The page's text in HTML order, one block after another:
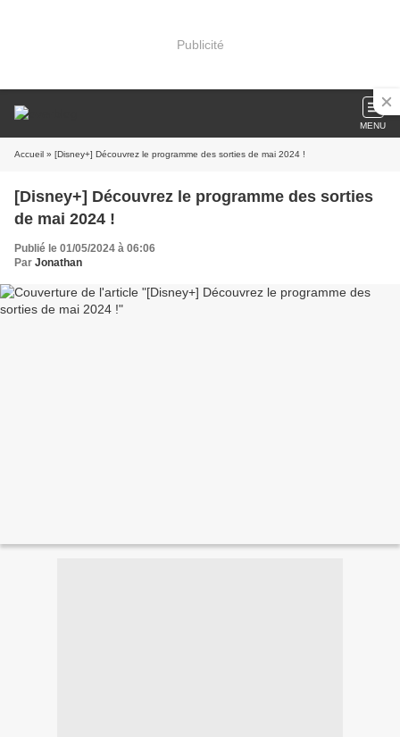
Publicité
MENU
Accueil » [Disney+] Découvrez le programme des sorties de mai 2024 !
[Disney+] Découvrez le programme des sorties
de mai 2024 !
Publié le 01/05/2024 à 06:06
Par Jonathan